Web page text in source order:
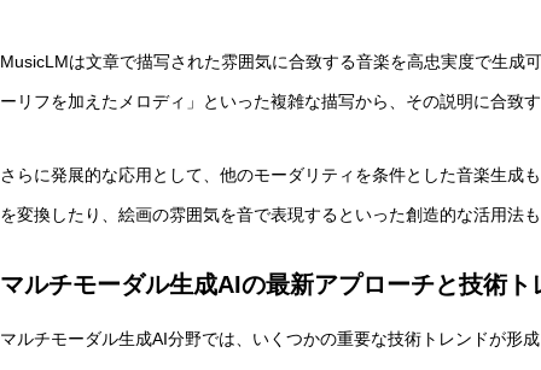
MusicLMは文章で描写された雰囲気に合致する音楽を高忠実度で生成
ーリフを加えたメロディ」といった複雑な描写から、その説明に合致
さらに発展的な応用として、他のモーダリティを条件とした音楽生成
を変換したり、絵画の雰囲気を音で表現するといった創造的な活用法
マルチモーダル生成AIの最新アプローチと技術ト
マルチモーダル生成AI分野では、いくつかの重要な技術トレンドが形